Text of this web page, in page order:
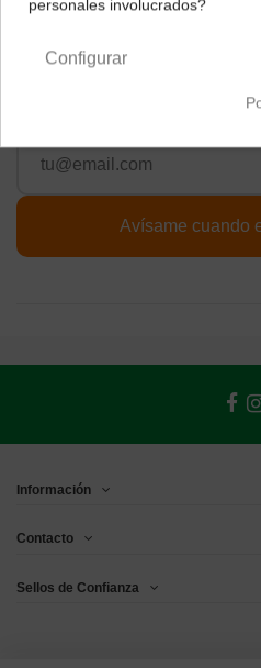
Azul
Rosa Naranja
Información
Contacto
Sellos de Confianza
personales involucrados?
Configurar